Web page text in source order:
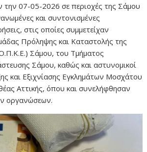
την 07-05-2026 σε περιοχές της Σάμου
και συντονισμένες
στις οποίες συμμετείχαν
Πρόληψης και Καταστολής της
Σάμου, του Τμήματος
Σάμου, καθώς και αστυνομικοί
και Εξιχνίασης Εγκλημάτων Μοσχάτου
Αττικής, όπου και συνελήφθησαν
οργανώσεων.